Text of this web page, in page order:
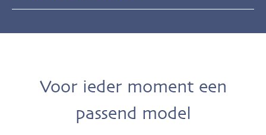
Voor ieder moment een
passend model